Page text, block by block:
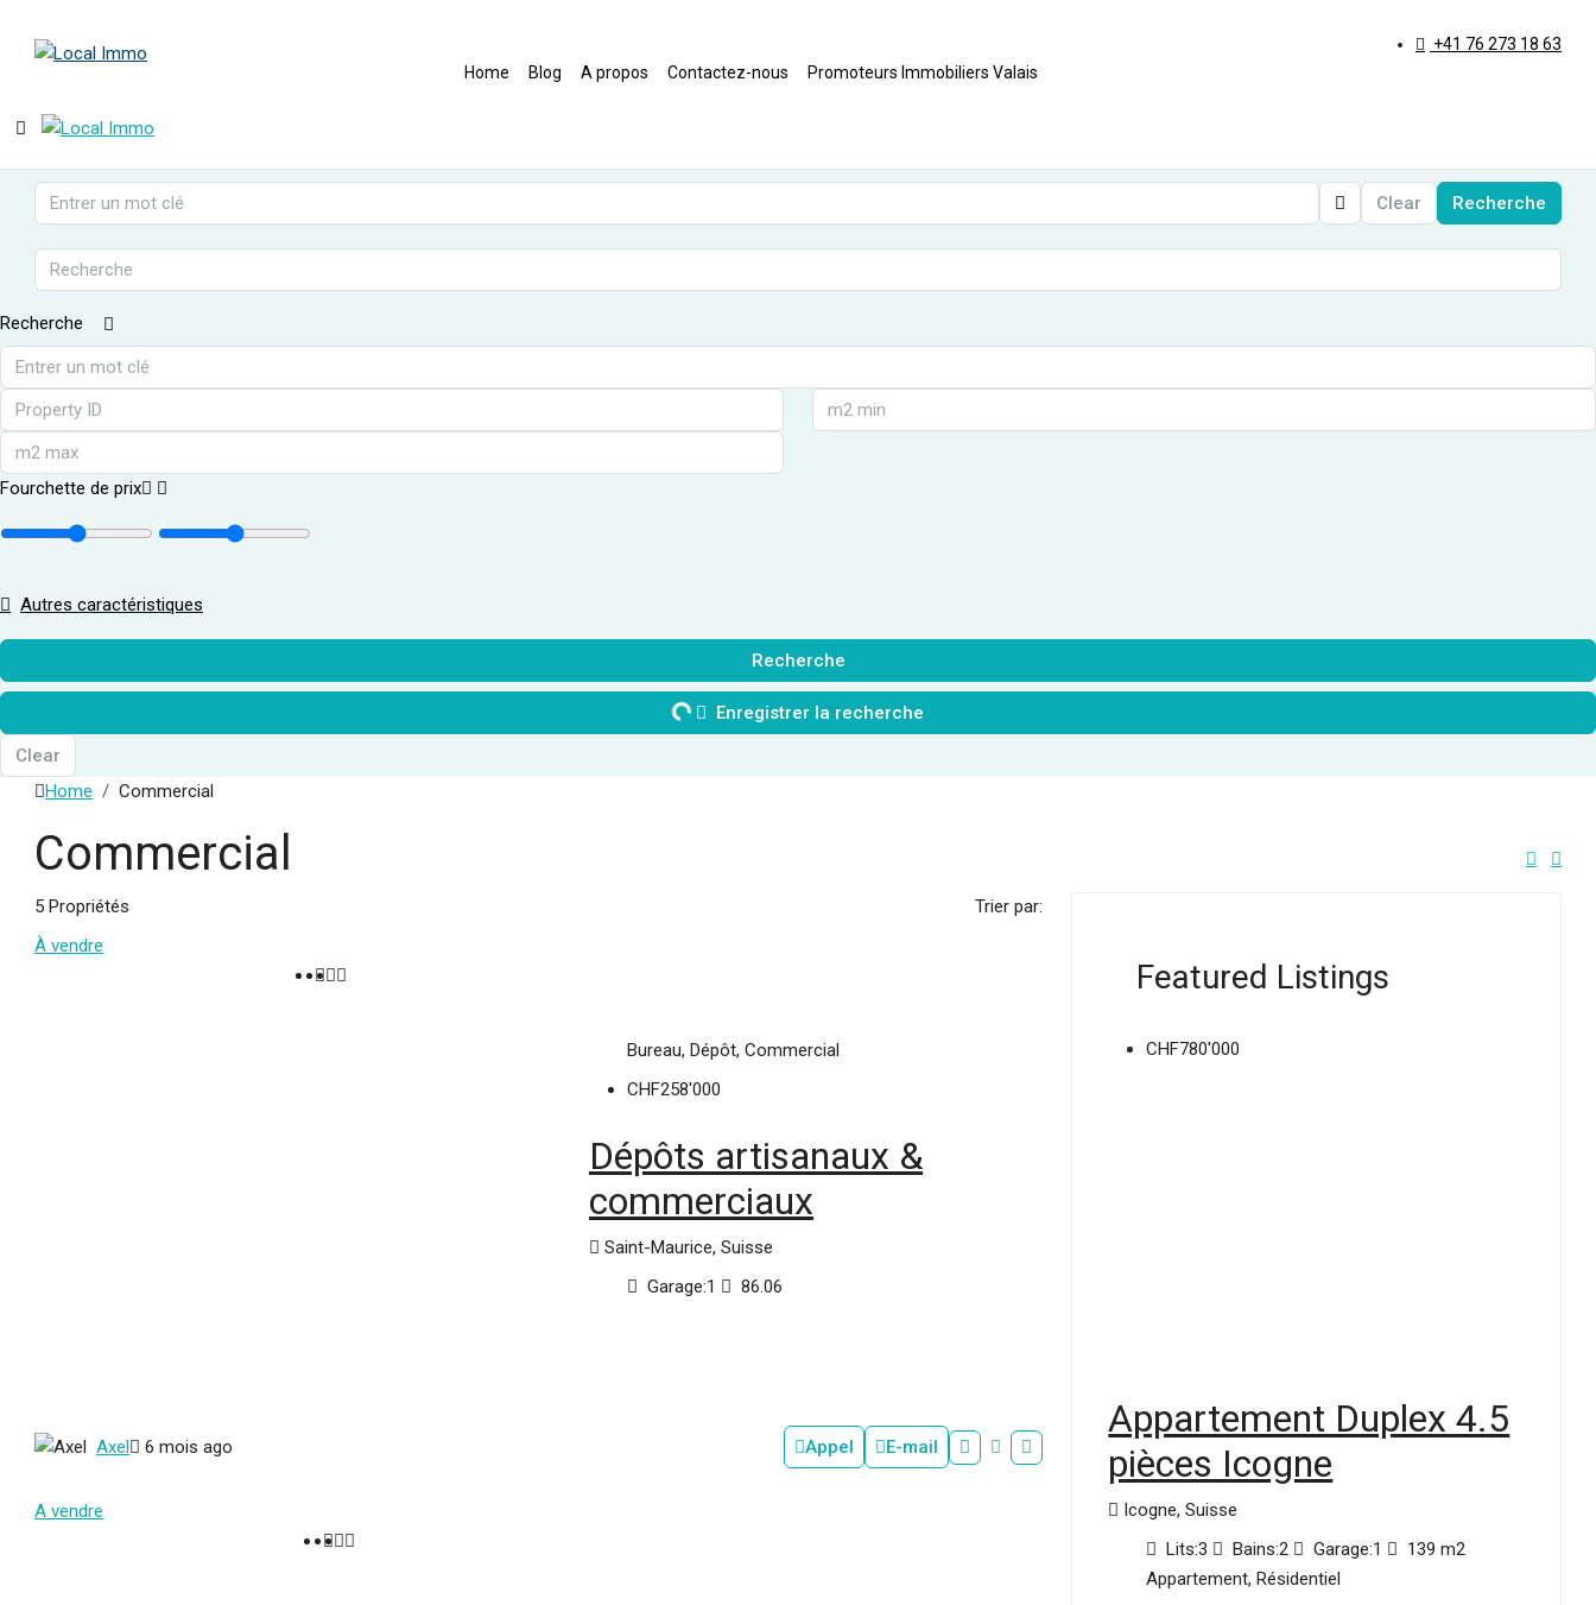
Home Blog A propos Contactez-nous Promoteurs Immobiliers Valais
+41 76 273 18 63
Clear Recherche
Recherche
Fourchette de prix
Autres caractéristiques
Recherche
Enregistrer la recherche
Clear
Home
Commercial
Commercial
5 Propriétés
Trier par:
À vendre
Bureau, Dépôt, Commercial
CHF258'000
Dépôts artisanaux &
commerciaux
Saint-Maurice, Suisse
Garage:1 86.06
Axel 6 mois ago Appel E-mail
A vendre
Featured Listings
CHF780'000
Appartement Duplex 4.5
pièces Icogne
Icogne, Suisse
Lits:3 Bains:2 Garage:1
139 m2
Appartement, Résidentiel